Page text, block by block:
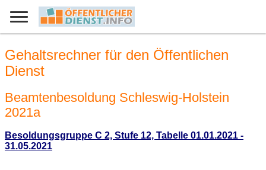
Gehaltsrechner für den Öffentlichen
Dienst
Beamtenbesoldung Schleswig-Holstein
2021a
Besoldungsgruppe C 2, Stufe 12, Tabelle 01.01.2021 -
31.05.2021